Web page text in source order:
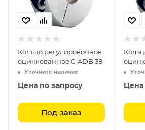
Кольцо регулировочное
оцинкованное C-ADB 38
Уточните наличие
Цена по запросу
Под заказ
Цена